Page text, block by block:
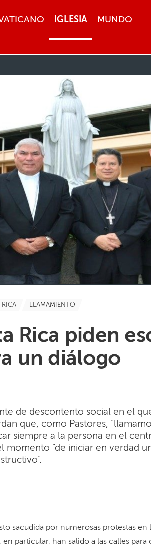
IGLESIA MUNDO
RICA LLAMAMIENTO
Rica piden
un diálogo
de descontento social en el
que, como Pastores,
siempre a la persona en el
momento "de iniciar en verdad
sacudida por numerosas protestas en
particular, han salido a las calles para